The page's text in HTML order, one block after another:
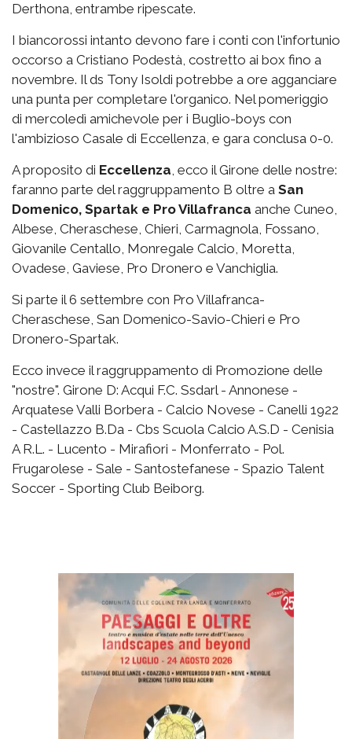
Derthona, entrambe ripescate.
I biancorossi intanto devono fare i conti con l'infortunio
occorso a Cristiano Podestà, costretto ai box fino a
novembre. Il ds Tony Isoldi potrebbe a ore agganciare
una punta per completare l'organico. Nel pomeriggio
di mercoledì amichevole per i Buglio-boys con
l'ambizioso Casale di Eccellenza, e gara conclusa 0-0.
A proposito di Eccellenza, ecco il Girone delle nostre:
faranno parte del raggruppamento B oltre a San
Domenico, Spartak e Pro Villafranca anche Cuneo,
Albese, Cheraschese, Chieri, Carmagnola, Fossano,
Giovanile Centallo, Monregale Calcio, Moretta,
Ovadese, Gaviese, Pro Dronero e Vanchiglia.
Si parte il 6 settembre con Pro Villafranca-
Cheraschese, San Domenico-Savio-Chieri e Pro
Dronero-Spartak.
Ecco invece il raggruppamento di Promozione delle
"nostre". Girone D: Acqui F.C. Ssdarl - Annonese -
Arquatese Valli Borbera - Calcio Novese - Canelli 1922
- Castellazzo B.Da - Cbs Scuola Calcio A.S.D - Cenisia
A R.L. - Lucento - Mirafiori - Monferrato - Pol.
Frugarolese - Sale - Santostefanese - Spazio Talent
Soccer - Sporting Club Beiborg.